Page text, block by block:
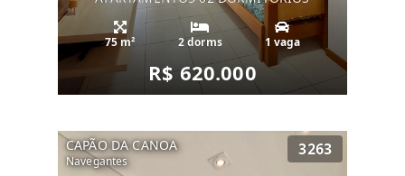
75 m² 2 dorms 1 vaga
R$ 620.000
CAPÃO DA CANOA
Navegantes
3263